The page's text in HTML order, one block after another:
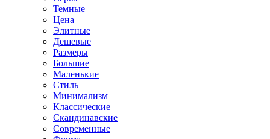
Темные
Цена
Элитные
Дешевые
Размеры
Большие
Маленькие
Стиль
Минимализм
Классические
Скандинавские
Современные